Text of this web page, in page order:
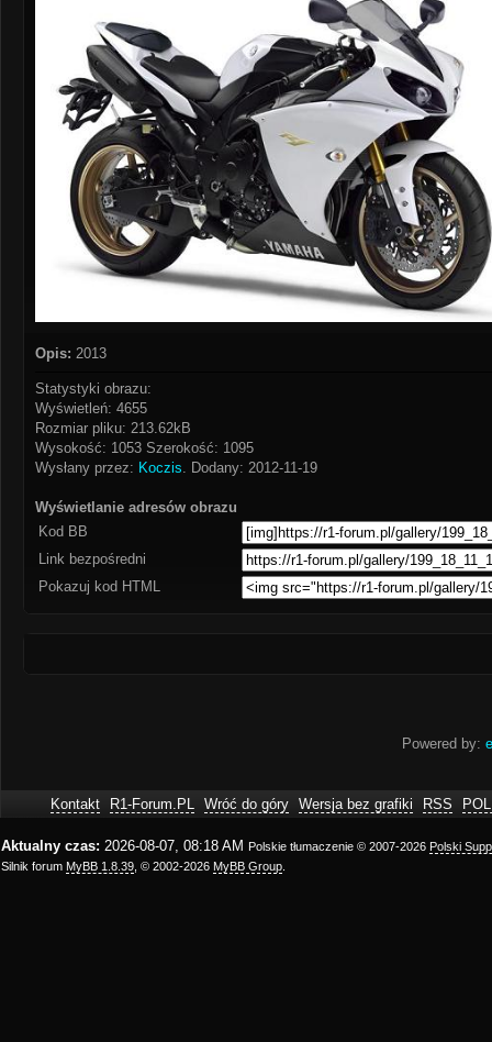
Opis: 2013
Statystyki obrazu:
Wyświetleń: 4655
Rozmiar pliku: 213.62kB
Wysokość: 1053 Szerokość: 1095
Wysłany przez: Koczis. Dodany: 2012-11-19
Wyświetlanie adresów obrazu
Kod BB
Link bezpośredni
Pokazuj kod HTML
Powered by:
Kontakt R1-Forum.PL Wróć do góry Wersja bez grafiki RSS
Aktualny czas: 2026-08-07, 08:18 AM Polskie tłumaczenie © 2007-2026 Polski
Silnik forum MyBB 1.8.39 , © 2002-2026 MyBB Group